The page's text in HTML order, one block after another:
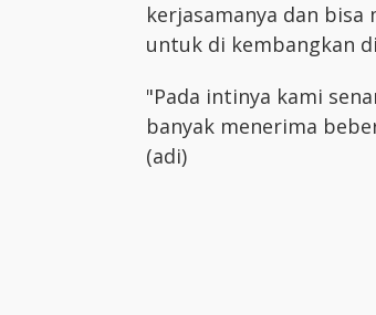
kerjasamanya dan
untuk di kembangkan
"Pada intinya kami
banyak menerima
(adi)